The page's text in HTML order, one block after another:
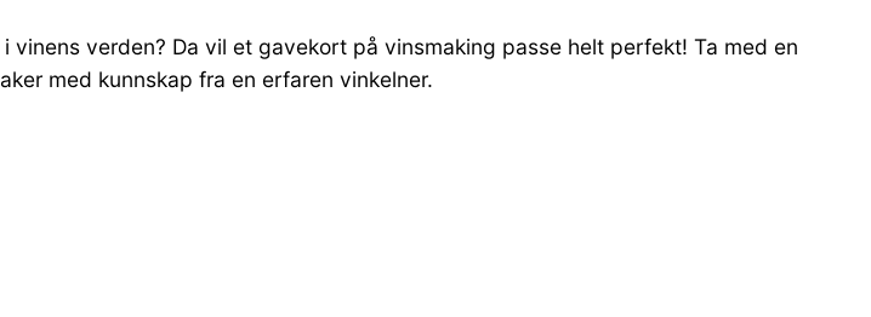
verden? Da vil et gavekort på vinsmaking passe helt perfekt! Ta med en
med kunnskap fra en erfaren vinkelner.